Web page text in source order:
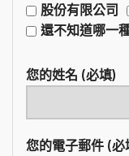
股份有限公司
還不知道哪一
您的姓名 (必填)
您的電子郵件 (必